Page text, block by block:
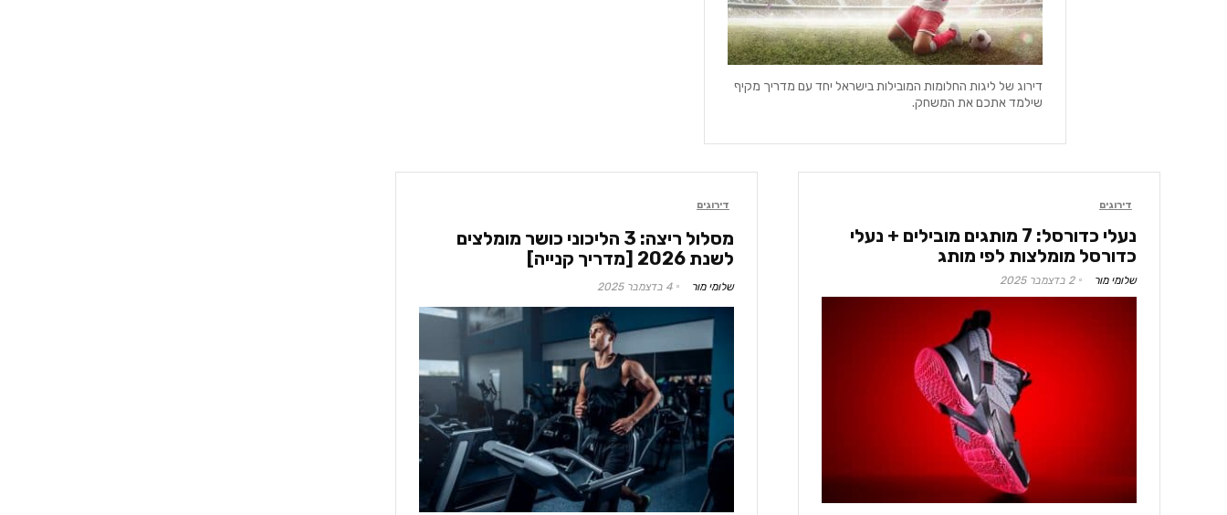
דירוג של ליגות החלומות המובילות בישראל יחד עם מדריך מקיף
שילמד אתכם את המשחק.
דירוגים
נעלי כדורסל: 7 מותגים מובילים + נעלי
כדורסל מומלצות לפי מותג
שלומי מור 2 בדצמבר 2025
דירוגים
מסלול ריצה: 3 הליכוני כושר מומלצים
לשנת 2026 [מדריך קנייה]
שלומי מור 4 בדצמבר 2025